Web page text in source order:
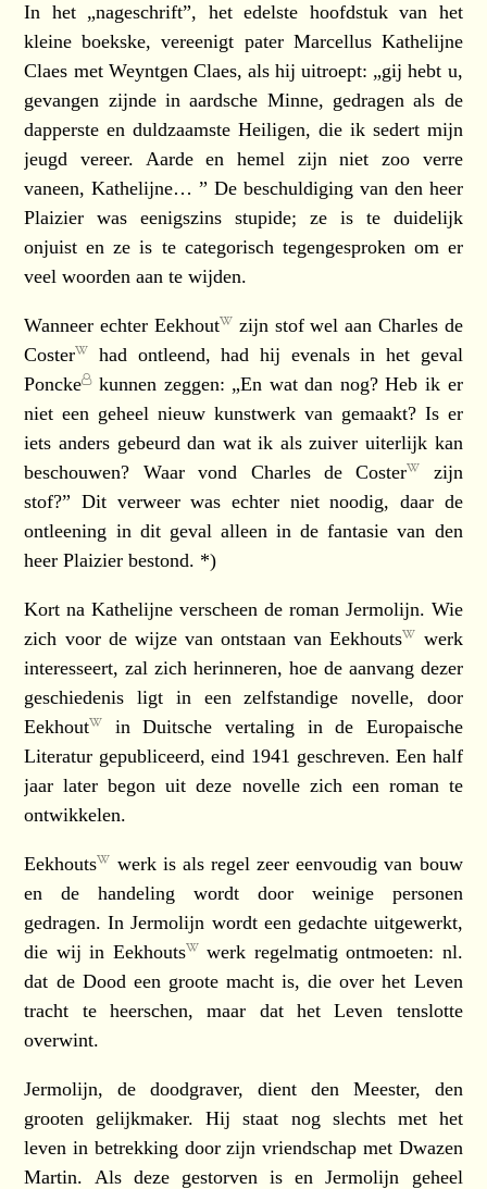
In het „nageschrift”, het edelste hoofdstuk van het
kleine boekske, vereenigt pater Marcellus Kathelijne
Claes met Weyntgen Claes, als hij uitroept: „gij hebt u,
gevangen zijnde in aardsche Minne, gedragen als de
dapperste en duldzaamste Heiligen, die ik sedert mijn
jeugd vereer. Aarde en hemel zijn niet zoo verre
vaneen, Kathelijne… ” De beschuldiging van den heer
Plaizier was eenigszins stupide; ze is te duidelijk
onjuist en ze is te categorisch tegengesproken om er
veel woorden aan te wijden.
Wanneer echter Eekhout zijn stof wel aan Charles de
Coster
had ontleend, had hij evenals in het geval
Poncke kunnen zeggen: „En wat dan nog? Heb ik er
niet een geheel nieuw kunstwerk van gemaakt? Is er
iets anders gebeurd dan wat ik als zuiver uiterlijk kan
beschouwen? Waar vond Charles de Coster
zijn
stof?” Dit verweer was echter niet noodig, daar de
ontleening in dit geval alleen in de fantasie van den
heer Plaizier bestond. *)
Kort na Kathelijne verscheen de roman Jermolijn. Wie
zich voor de wijze van ontstaan vanEekhouts
werk
interesseert, zal zich herinneren, hoe de aanvang dezer
geschiedenis ligt in een zelfstandige novelle, door
Eekhout
in Duitsche vertaling in de Europaische
Literatur gepubliceerd, eind 1941 geschreven. Een half
jaar later begon uit deze novelle zich een roman te
ontwikkelen.
Eekhouts
werk is als regel zeer eenvoudig van bouw
en de handeling wordt door weinige personen
gedragen. In Jermolijn wordt een gedachte uitgewerkt,
die wij in Eekhouts
werk regelmatig ontmoeten: nl.
dat de Dood een groote macht is, die over het Leven
tracht te heerschen, maar dat het Leven tenslotte
overwint.
Jermolijn, de doodgraver, dient den Meester, den
grooten gelijkmaker. Hij staat nog slechts met het
leven in betrekking door zijn vriendschap met Dwazen
Martin. Als deze gestorven is en Jermolijn geheel